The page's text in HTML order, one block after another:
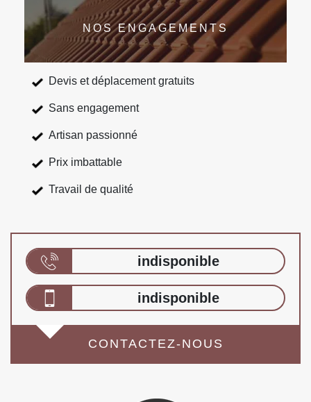
NOS ENGAGEMENTS
Devis et déplacement gratuits
Sans engagement
Artisan passionné
Prix imbattable
Travail de qualité
indisponible
indisponible
CONTACTEZ-NOUS